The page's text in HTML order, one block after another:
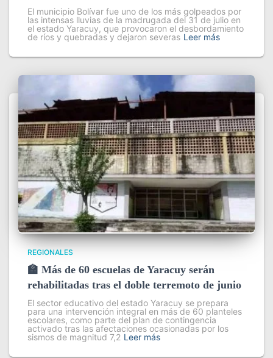
El municipio Bolívar fue uno de los más golpeados por
las intensas lluvias de la madrugada del 31 de julio en
el estado Yaracuy, que provocaron el desbordamiento
de ríos y quebradas y dejaron severas Leer más
REGIONALES
🏫 Más de 60 escuelas de Yaracuy serán
rehabilitadas tras el doble terremoto de junio
El sector educativo del estado Yaracuy se prepara
para una intervención integral en más de 60 planteles
escolares, como parte del plan de contingencia
activado tras las afectaciones ocasionadas por los
sismos de magnitud 7,2 Leer más